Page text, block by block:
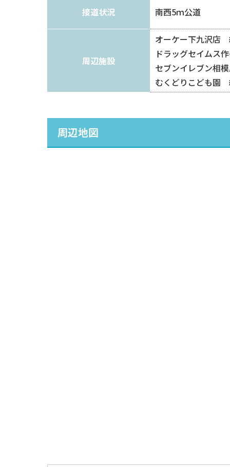
接道状況 南西5ｍ公道
周辺施設
オーケー下九沢店
ドラッグセイムス
セブンイレブン相
むくどりこども園
周辺地図